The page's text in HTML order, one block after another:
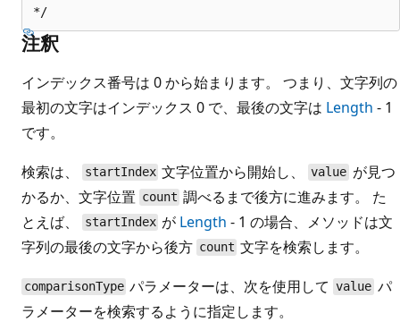
注釈
インデックス番号は 0 から始まります。 つまり、文字列の
最初の文字はインデックス 0 で、最後の文字は Length - 1
です。
検索は、
startIndex 文字位置から開始し、valueが見つ
かるか、文字位置 count 調べるまで後方に進みます。 た
とえば、
startIndex が Length - 1 の場合、メソッドは文
字列の最後の文字から後方 count 文字を検索します。
comparisonType パラメーターは、次を使用してvalueパ
ラメーターを検索するように指定します。